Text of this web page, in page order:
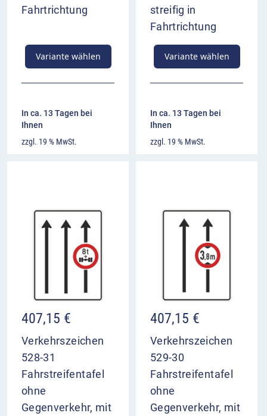
Fahrtrichtung
Variante wählen
In ca. 13 Tagen bei
Ihnen
zzgl. 19 % MwSt.
streifig in
Fahrtrichtung
Variante wählen
In ca. 13 Tagen bei
Ihnen
zzgl. 19 % MwSt.
407,15 €
Verkehrszeichen
528-31
Fahrstreifentafel
ohne
Gegenverkehr, mit
407,15 €
Verkehrszeichen
529-30
Fahrstreifentafel
ohne
Gegenverkehr, mit